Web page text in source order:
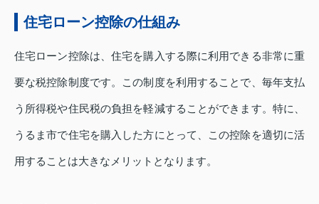
住宅ローン控除の仕組み
住宅ローン控除は、住宅を購入する際に利用できる非常に重
要な税控除制度です。この制度を利用することで、毎年支払
う所得税や住民税の負担を軽減することができます。特に、
うるま市で住宅を購入した方にとって、この控除を適切に活
用することは大きなメリットとなります。